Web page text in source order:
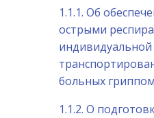
1.1.1. Об
острыми
больных
1.1.2. О